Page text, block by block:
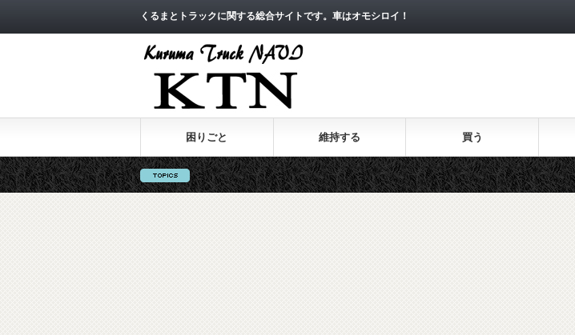
くるまとトラックに関する総合サイトです。車はオモシロイ！
困りごと 維持する 買う
軽